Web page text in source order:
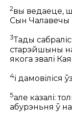
2вы ведаеце,
Сын Чалавечы
3Тады
старэйшыны
якога звалі
4і дамовіліся
5але казалі:
абурэньня ў